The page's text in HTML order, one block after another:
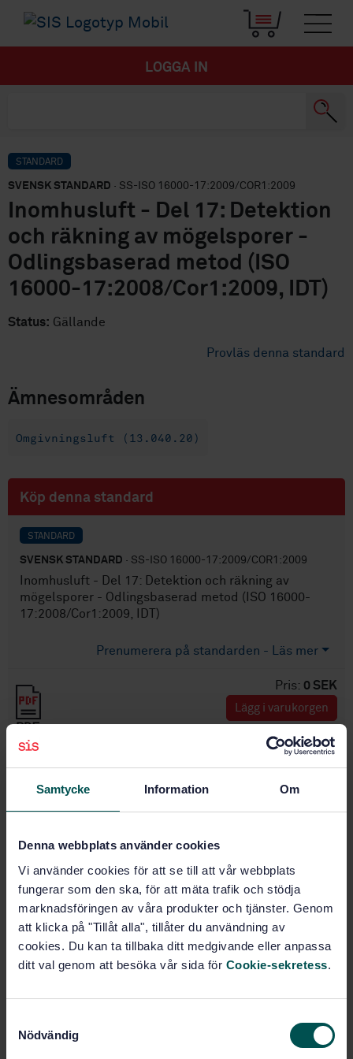
Samtycke Information Om
Denna webbplats använder cookies
Vi använder cookies för att se till att vår webbplats
fungerar som den ska, för att mäta trafik och stödja
marknadsföringen av våra produkter och tjänster. Genom
att klicka på "Tillåt alla", tillåter du användning av
cookies. Du kan ta tillbaka ditt medgivande eller anpassa
ditt val genom att besöka vår sida för Cookie-sekretess.
Nödvändig
LOGGA IN
STANDARD
SVENSK STANDARD · SS-ISO 16000-17:2009/COR1:2009
Inomhusluft - Del 17: Detektion
och räkning av mögelsporer -
Odlingsbaserad metod (ISO
16000-17:2008/Cor1:2009, IDT)
Status: Gällande
Provläs denna standard
Ämnesområden
Omgivningsluft (13.040.20)
Köp denna standard
STANDARD
SVENSK STANDARD · SS-ISO 16000-17:2009/COR1:2009
Inomhusluft - Del 17: Detektion och räkning av
mögelsporer - Odlingsbaserad metod (ISO 16000-
17:2008/Cor1:2009, IDT)
Prenumerera på standarden - Läs mer
Pris: 0 SEK
PDF
Lägg i varukorgen
Fler alternativ
Produktinformation
Språk: Engelska
Framtagen av:
Inomhusluft, SIS/TK 423/AG
01
Internationell titel:Indoor air - Part 17:
Detection and enumeration of moulds -
Culture-based method (ISO 16000-
17:2008/Cor1:2009, IDT)
Fastställd: